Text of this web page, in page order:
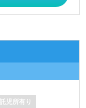
託児所有り